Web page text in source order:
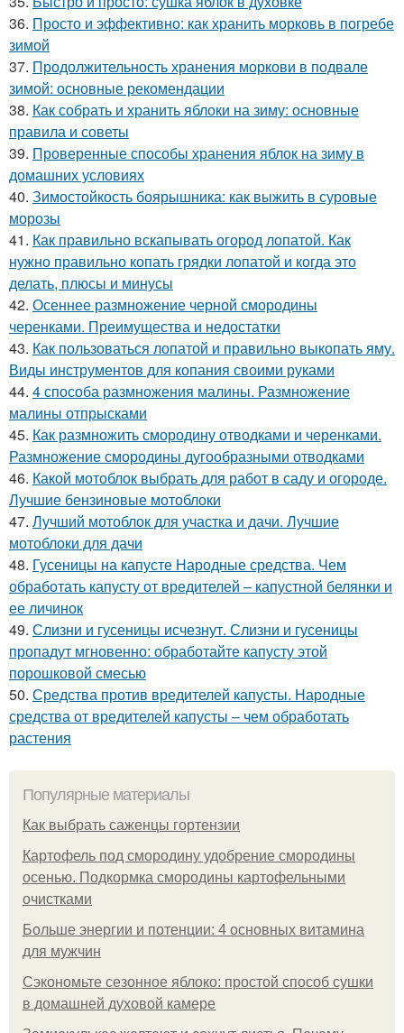
36. Просто и эффективно: как хранить морковь в погребе
зимой
37. Продолжительность хранения моркови в подвале
зимой: основные рекомендации
38. Как собрать и хранить яблоки на зиму: основные
правила и советы
39. Проверенные способы хранения яблок на зиму в
домашних условиях
40. Зимостойкость боярышника: как выжить в суровые
морозы
41. Как правильно вскапывать огород лопатой. Как
нужно правильно копать грядки лопатой и когда это
делать, плюсы и минусы
42. Осеннее размножение черной смородины
черенками. Преимущества и недостатки
43. Как пользоваться лопатой и правильно выкопать яму.
Виды инструментов для копания своими руками
44. 4 способа размножения малины. Размножение
малины отпрысками
45. Как размножить смородину отводками и черенками.
Размножение смородины дугообразными отводками
46. Какой мотоблок выбрать для работ в саду и огороде.
Лучшие бензиновые мотоблоки
47. Лучший мотоблок для участка и дачи. Лучшие
мотоблоки для дачи
48. Гусеницы на капусте Народные средства. Чем
обработать капусту от вредителей – капустной белянки и
ее личинок
49. Слизни и гусеницы исчезнут. Слизни и гусеницы
пропадут мгновенно: обработайте капусту этой
порошковой смесью
50. Средства против вредителей капусты. Народные
средства от вредителей капусты – чем обработать
растения
Популярные материалы
Как выбрать саженцы гортензии
Картофель под смородину удобрение смородины
осенью. Подкормка смородины картофельными
очистками
Больше энергии и потенции: 4 основных витамина
для мужчин
Сэкономьте сезонное яблоко: простой способ сушки
в домашней духовой камере